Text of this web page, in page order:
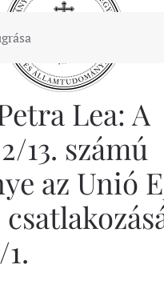
Lea: A
13. számú
az Unió